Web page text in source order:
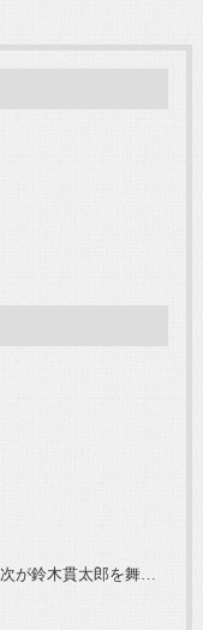
歌舞伎俳優 市川九團次が鈴木貫太郎を舞台化